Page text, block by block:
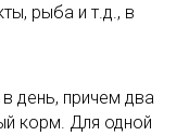
рыба и т.д., в
день, причем два
корм. Для одной